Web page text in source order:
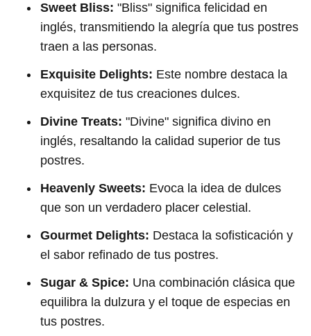
Sweet Bliss: "Bliss" significa felicidad en
inglés, transmitiendo la alegría que tus postres
traen a las personas.
Exquisite Delights: Este nombre destaca la
exquisitez de tus creaciones dulces.
Divine Treats: "Divine" significa divino en
inglés, resaltando la calidad superior de tus
postres.
Heavenly Sweets: Evoca la idea de dulces
que son un verdadero placer celestial.
Gourmet Delights: Destaca la sofisticación y
el sabor refinado de tus postres.
Sugar & Spice: Una combinación clásica que
equilibra la dulzura y el toque de especias en
tus postres.